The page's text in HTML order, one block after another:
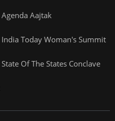
Agenda Aajtak
India Today Woman's Summit
State Of The States Conclave